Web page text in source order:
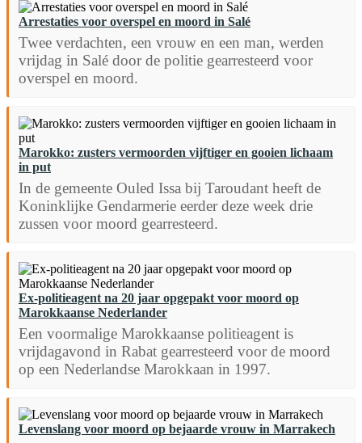
Arrestaties voor overspel en moord in Salé
Twee verdachten, een vrouw en een man, werden
vrijdag in Salé door de politie gearresteerd voor
overspel en moord.
Marokko: zusters vermoorden vijftiger en gooien lichaam
in put
In de gemeente Ouled Issa bij Taroudant heeft de
Koninklijke Gendarmerie eerder deze week drie
zussen voor moord gearresteerd.
Ex-politieagent na 20 jaar opgepakt voor moord op
Marokkaanse Nederlander
Een voormalige Marokkaanse politieagent is
vrijdagavond in Rabat gearresteerd voor de moord
op een Nederlandse Marokkaan in 1997.
Levenslang voor moord op bejaarde vrouw in Marrakech